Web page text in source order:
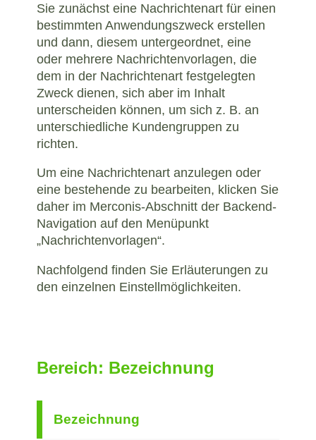
Sie zunächst eine Nachrichtenart für einen
bestimmten Anwendungszweck erstellen
und dann, diesem untergeordnet, eine
oder mehrere Nachrichtenvorlagen, die
dem in der Nachrichtenart festgelegten
Zweck dienen, sich aber im Inhalt
unterscheiden können, um sich z. B. an
unterschiedliche Kundengruppen zu
richten.
Um eine Nachrichtenart anzulegen oder
eine bestehende zu bearbeiten, klicken Sie
daher im Merconis-Abschnitt der Backend-
Navigation auf den Menüpunkt
„Nachrichtenvorlagen“.
Nachfolgend finden Sie Erläuterungen zu
den einzelnen Einstellmöglichkeiten.
Bereich: Bezeichnung
Bezeichnung